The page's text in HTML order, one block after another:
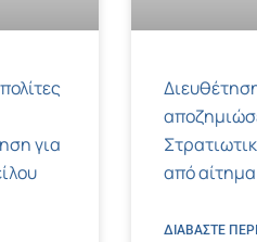
για
από
ΔΙΑΒΑΣΤΕ